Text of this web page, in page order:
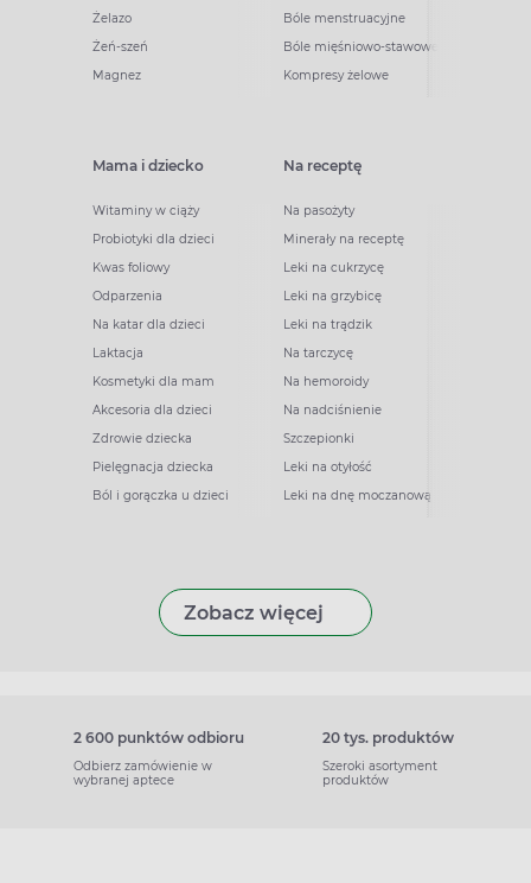
Żelazo
Żeń-szeń
Magnez
Bóle menstruacyjne
Bóle mięśniowo-stawowe
Kompresy żelowe
Mama i dziecko
Witaminy w ciąży
Probiotyki dla dzieci
Kwas foliowy
Odparzenia
Na katar dla dzieci
Laktacja
Kosmetyki dla mam
Akcesoria dla dzieci
Zdrowie dziecka
Pielęgnacja dziecka
Ból i gorączka u dzieci
Na receptę
Na pasożyty
Minerały na receptę
Leki na cukrzycę
Leki na grzybicę
Leki na trądzik
Na tarczycę
Na hemoroidy
Na nadciśnienie
Szczepionki
Leki na otyłość
Leki na dnę moczanową
Zobacz więcej
2 600 punktów odbioru
Odbierz zamówienie w
wybranej aptece
20 tys. produktów
Szeroki asortyment
produktów